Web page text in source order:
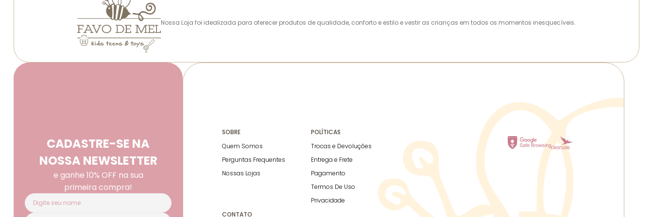
Nossa Loja foi idealizada para oferecer produtos de qualidade, conforto e estilo e vestir as crianças em todos os momentos inesquecíveis.
CADASTRE-SE NA
NOSSA NEWSLETTER
e ganhe 10% OFF na sua
primeira compra!
SOBRE
Quem Somos
Perguntas Frequentes
Nossas Lojas
POLÍTICAS
Trocas e Devoluções
Entrega e Frete
Pagamento
Termos De Uso
Privacidade
CONTATO